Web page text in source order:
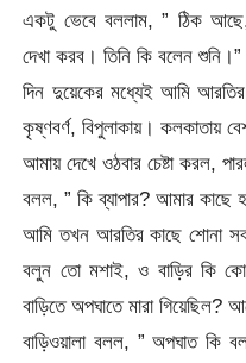
একটু ভেবে বললাম, ” ঠিক আছে,
দেখা করব। তিনি কি বলেন শুনি।”
দিন দুয়েকের মধ্যেই আমি আরতির
কৃষ্ণবর্ণ, বিপুলাকায়। কলকাতায়
আমায় দেখে ওঠবার চেষ্টা করল,
বলল, ” কি ব্যাপার? আমার কাছে
আমি তখন আরতির কাছে শোনা
বলুন তো মশাই, ও বাড়ির কি
বাড়িতে অপঘাতে মারা গিয়েছিল?
বাড়িওয়ালা বলল, ” অপঘাত কি